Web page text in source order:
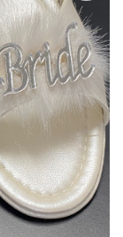
Add to
wishlist